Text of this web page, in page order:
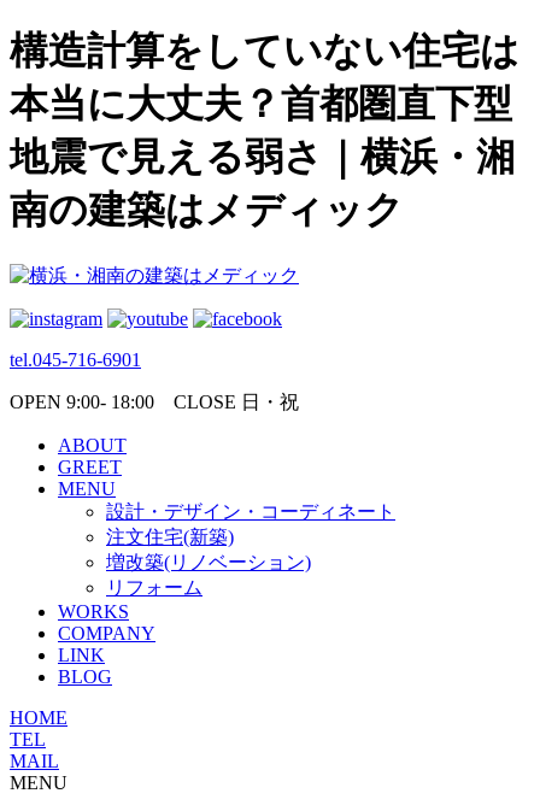
構造計算をしていない住宅は
本当に大丈夫？首都圏直下型
地震で見える弱さ｜横浜・湘
南の建築はメディック
tel.045-716-6901
OPEN 9:00- 18:00 CLOSE 日・祝
ABOUT
GREET
MENU
設計・デザイン・コーディネート
注文住宅(新築)
増改築(リノベーション)
リフォーム
WORKS
COMPANY
LINK
BLOG
HOME
TEL
MAIL
MENU